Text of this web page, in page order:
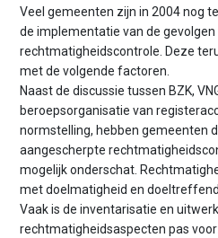
Veel gemeenten zijn in 2004 nog
de implementatie van de gevolgen
rechtmatigheidscontrole. Deze
met de volgende factoren.
Naast de discussie tussen BZK,
beroepsorganisatie van
normstelling, hebben gemeenten
aangescherpte
mogelijk onderschat.
met doelmatigheid en
Vaak is de inventarisatie en
rechtmatigheidsaspecten pas